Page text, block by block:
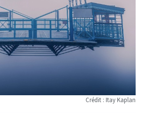
Crédit : Itay Kaplan